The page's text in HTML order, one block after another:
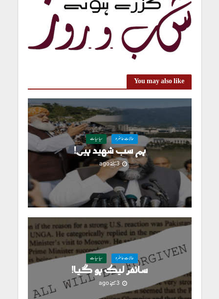
You may also like
حالاتِ حاضرہ سیاسیات
ہم سب شہید ہیں!
3 ہفتے ago
حالاتِ حاضرہ سیاسیات
سائفر لیک ہو گیا!
3 مہینے ago